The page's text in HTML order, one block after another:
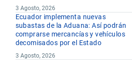
3 Agosto, 2026
Ecuador implementa nuevas
subastas de la Aduana: Así podrán
comprarse mercancías y vehículos
decomisados por el Estado
3 Agosto, 2026